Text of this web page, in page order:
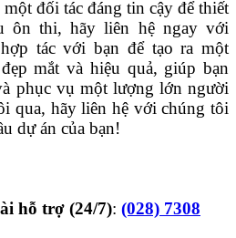
đối tác đáng tin cậy để thiết
ôn thi, hãy liên hệ ngay với
tác với bạn để tạo ra một
mắt và hiệu quả, giúp bạn
phục vụ một lượng lớn người
qua, hãy liên hệ với chúng tôi
dự án của bạn!
hỗ trợ (24/7): (028) 7308